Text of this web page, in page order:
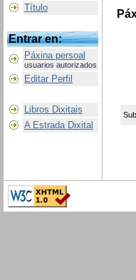
Título
Entrar en:
Páxina persoal
usuarios autorizados
Editar Perfil
Libros Dixitais
A Estrada Dixital